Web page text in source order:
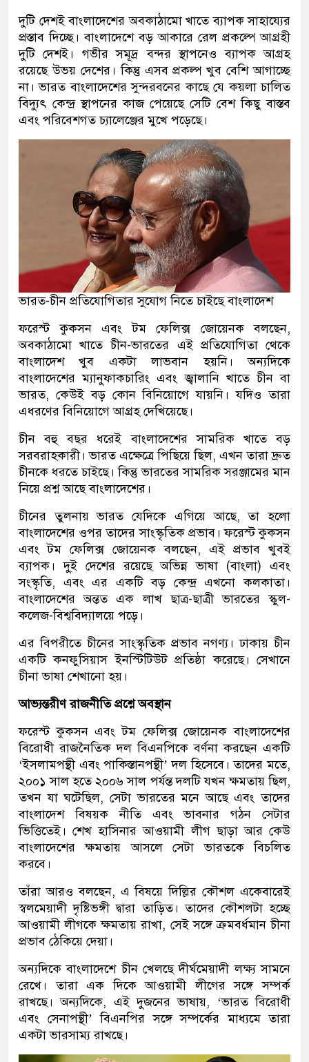
দুটি দেশই বাংলাদেশের অবকাঠামো খাতে ব্যাপক সাহায্যের
প্রস্তাব দিচ্ছে। বাংলাদেশে বড় আকারে রেল প্রকল্পে আগ্রহী
দুটি দেশই। গভীর সমূদ্র বন্দর স্থাপনেও ব্যাপক আগ্রহ
রয়েছে উভয় দেশের। কিন্তু এসব প্রকল্প খুব বেশি আগাচ্ছে
না। ভারত বাংলাদেশের সুন্দরবনের কাছে যে কয়লা চালিত
বিদ্যুৎ কেন্দ্র স্থাপনের কাজ পেয়েছে সেটি বেশ কিছু বাস্তব
এবং পরিবেশগত চ্যালেঞ্জের মুখে পড়েছে।
ভারত-চীন প্রতিযোগিতার সুযোগ নিতে চাইছে বাংলাদেশ
ফরেস্ট কুকসন এবং টম ফেলিক্স জোয়েনক বলছেন,
অবকাঠামো খাতে চীন-ভারতের এই প্রতিযোগিতা থেকে
বাংলাদেশ খুব একটা লাভবান হয়নি। অন্যদিকে
বাংলাদেশের ম্যানুফাকচারিং এবং জ্বালানি খাতে চীন বা
ভারত, কেউই বড় কোন বিনিয়োগে যায়নি। যদিও তারা
এধরণের বিনিয়োগে আগ্রহ দেখিয়েছে।
চীন বহু বছর ধরেই বাংলাদেশের সামরিক খাতে বড়
সরবরাহকারী। ভারত এক্ষেত্রে পিছিয়ে ছিল, এখন তারা দ্রুত
চীনকে ধরতে চাইছে। কিন্তু ভারতের সামরিক সরঞ্জামের মান
নিয়ে প্রশ্ন আছে বাংলাদেশের।
চীনের তুলনায় ভারত যেদিকে এগিয়ে আছে, তা হলো
বাংলাদেশের ওপর তাদের সাংস্কৃতিক প্রভাব। ফরেস্ট কুকসন
এবং টম ফেলিক্স জোয়েনক বলছেন, এই প্রভাব খুবই
ব্যাপক। দু্‌ই দেশের রয়েছে অভিন্ন ভাষা (বাংলা) এবং
সংস্কৃতি, এবং এর একটি বড় কেন্দ্র এখনো কলকাতা।
বাংলাদেশের অন্তত এক লাখ ছাত্র-ছাত্রী ভারতের স্কুল-
কলেজ-বিশ্ববিদ্যালয়ে পড়ে।
এর বিপরীতে চীনের সাংস্কৃতিক প্রভাব নগণ্য। ঢাকায় চীন
একটি কনফুসিয়াস ইনস্টিটিউট প্রতিষ্ঠা করেছে। সেখানে
চীনা ভাষা শেখানো হয়।
আভ্যন্তরীণ রাজনীতি প্রশ্নে অবস্থান
ফরেস্ট কুকসন এবং টম ফেলিক্স জোয়েনক বাংলাদেশের
বিরোধী রাজনৈতিক দল বিএনপিকে বর্ণনা করছেন একটি
‘ইসলামপন্থী এবং পাকিস্তানপন্থী’ দল হিসেবে। তাদের মতে,
২০০১ সাল হতে ২০০৬ সাল পর্যন্ত দলটি যখন ক্ষমতায় ছিল,
তখন যা ঘটেছিল, সেটা ভারতের মনে আছে এবং তাদের
বাংলাদেশ বিষয়ক নীতি এবং ভাবনার গঠন সেটার
ভিত্তিতেই। শেখ হাসিনার আওয়ামী লীগ ছাড়া আর কেউ
বাংলাদেশের ক্ষমতায় আসলে সেটা ভারতকে বিচলিত
করবে।
তাঁরা আরও বলছেন, এ বিষয়ে দিল্লির কৌশল একেবারেই
স্বলমেয়াদী দৃষ্টিভঙ্গী দ্বারা তাড়িত। তাদের কৌশলটা হচ্ছে
আওয়ামী লীগকে ক্ষমতায় রাখা, সেই সঙ্গে ক্রমবর্ধমান চীনা
প্রভাব ঠেকিয়ে দেয়া।
অন্যদিকে বাংলাদেশে চীন খেলছে দীর্ঘমেয়াদী লক্ষ্য সামনে
রেখে। তারা এক দিকে আওয়ামী লীগের সঙ্গে সম্পর্ক
রাখছে। অন্যদিকে, এই দুজনের ভাষায়, ‘ভারত বিরোধী
এবং সেনাপন্থী’ বিএনপির সঙ্গে সম্পর্কের মাধ্যমে তারা
একটা ভারসাম্য রাখছে।